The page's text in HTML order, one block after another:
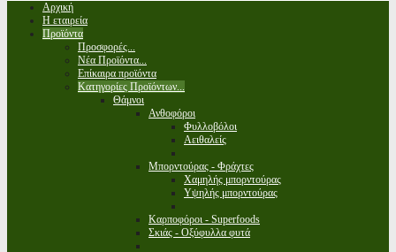
Αρχική
Η εταιρεία
Προϊόντα
Προσφορές...
Νέα Προϊόντα...
Επίκαιρα προϊόντα
Κατηγορίες Προϊόντων...
Θάμνοι
Ανθοφόροι
Φυλλοβόλοι
Αειθαλείς
Μπορντούρας - Φράχτες
Χαμηλής μπορντούρας
Υψηλής μπορντούρας
Καρποφόροι - Superfoods
Σκιάς - Οξύφυλλα φυτά